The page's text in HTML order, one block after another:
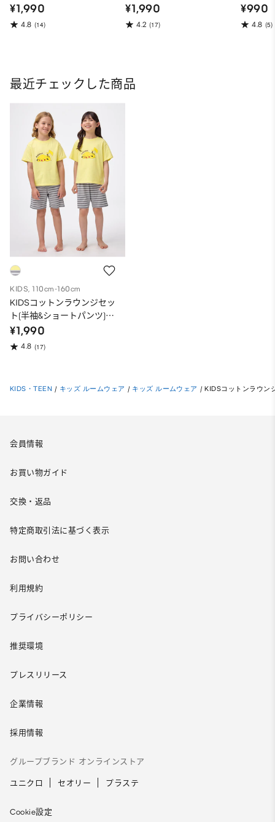
Pokemon
¥1,990
4.8 (14)
Pokemon
¥1,990
4.2 (17)
¥990
4.8 (5)
最近チェックした商品
KIDS, 110cm-160cm
KIDSコットンラウンジセッ
ト(半袖&ショートパンツ)
Pokemon
¥1,990
4.8 (17)
KIDS・TEEN / キッズ ルームウェア / キッズ ルームウェア / KIDSコットンラウン
会員情報
お買い物ガイド
交換・返品
特定商取引法に基づく表示
お問い合わせ
利用規約
プライバシーポリシー
推奨環境
プレスリリース
企業情報
採用情報
グループブランド オンラインストア
ユニクロ セオリー プラステ
Cookie設定